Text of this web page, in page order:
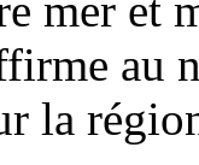
mer et
au
la